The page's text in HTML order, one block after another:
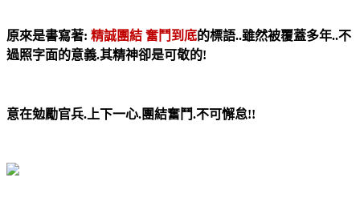
原來是書寫著: 精誠團結 奮鬥到底的標語..雖然被覆蓋多年..不
過照字面的意義.其精神卻是可敬的!
意在勉勵官兵.上下一心.團結奮鬥.不可懈怠!!